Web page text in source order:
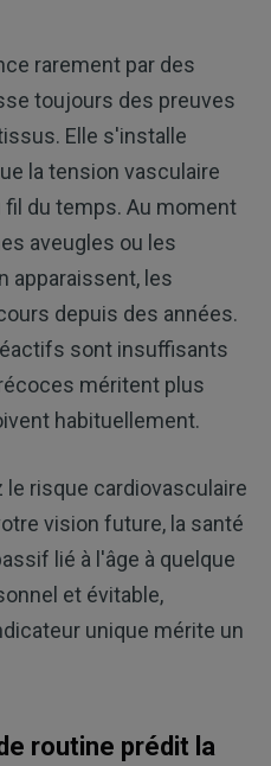
rarement par des
toujours des preuves
Elle s'installe
la tension vasculaire
fil du temps. Au moment
aveugles ou les
apparaissent, les
depuis des années.
sont insuffisants
méritent plus
habituellement.
risque cardiovasculaire
vision future, la santé
lié à l'âge à quelque
et évitable,
unique mérite un
routine prédit la